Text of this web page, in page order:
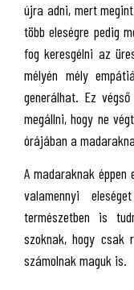
újra adni, mert
több eleségre pedig
fog keresgélni az
mélyén mély
generálhat. Ez
megállni, hogy ne
órájában a
A madaraknak éppen
valamennyi
természetben is
szoknak, hogy csak
számolnak maguk is.